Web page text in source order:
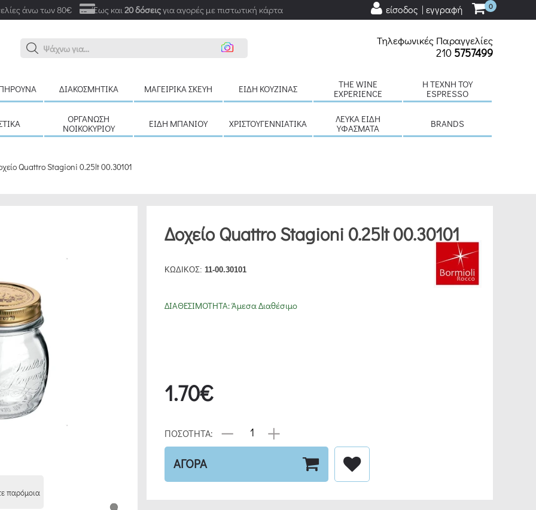
άνω των 80€ Έως και20 δόσειςγια αγορές με πιστωτική κάρτα 0
είσοδος | εγγραφή
Ανα
Τηλεφωνικές Παραγγελίες
210 5757499
ΔΙΑΚΟΣΜΗΤΙΚΆ ΜΑΓΕΙΡΙΚΆ ΣΚΕΎΗ ΕΊΔΗ ΚΟΥΖΊΝΑΣ
THE WINE
EXPERIENCE
H ΤΈΧΝΗ ΤΟΥ
ESPRESSO
ΟΡΓΆΝΩΣΗ
ΝΟΙΚΟΚΥΡΙΟΎ
ΕΊΔΗ ΜΠΆΝΙΟΥ ΧΡΙΣΤΟΥΓΕΝΝΙΆΤΙΚΑ
ΛΕΥΚΆ ΕΊΔΗ
ΥΦΆΣΜΑΤΑ
BRANDS
Quattro Stagioni 0.25lt 00.30101
παρόμοια
Δοχείο Quattro Stagioni 0.25lt 00.30101
ΚΩΔΙΚΟΣ: 11-00.30101
ΔΙΑΘΕΣΙΜΟΤΗΤΑ:Άμεσα Διαθέσιμο
1.70€
ΠΟΣΟΤΗΤΑ:
ΑΓΟΡΑ